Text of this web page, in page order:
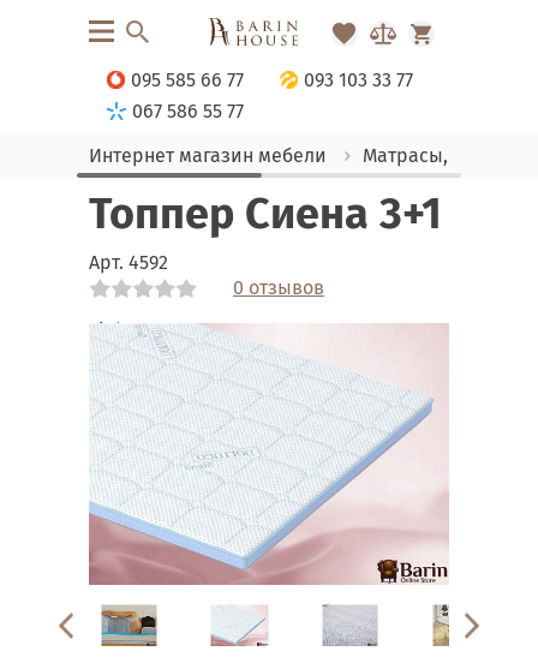
095 585 66 77
093 103 33 77
067 586 55 77
Интернет магазин мебели
Матрасы, текстиль
Топпер Сиена 3+1
Арт. 4592
0 отзывов
Link
Link
Link
Link
Link
Link